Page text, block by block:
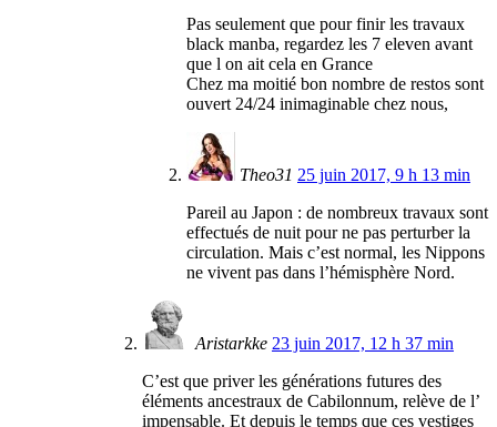
Pas seulement que pour finir les travaux
black manba, regardez les 7 eleven avant
que l on ait cela en Grance
Chez ma moitié bon nombre de restos sont
ouvert 24/24 inimaginable chez nous,
Theo31 25 juin 2017, 9 h 13 min
Pareil au Japon : de nombreux travaux sont
effectués de nuit pour ne pas perturber la
circulation. Mais c’est normal, les Nippons
ne vivent pas dans l’hémisphère Nord.
Aristarkke 23 juin 2017, 12 h 37 min
C’est que priver les générations futures des
éléments ancestraux de Cabilonnum, relève de l’
impensable. Et depuis le temps que ces vestiges